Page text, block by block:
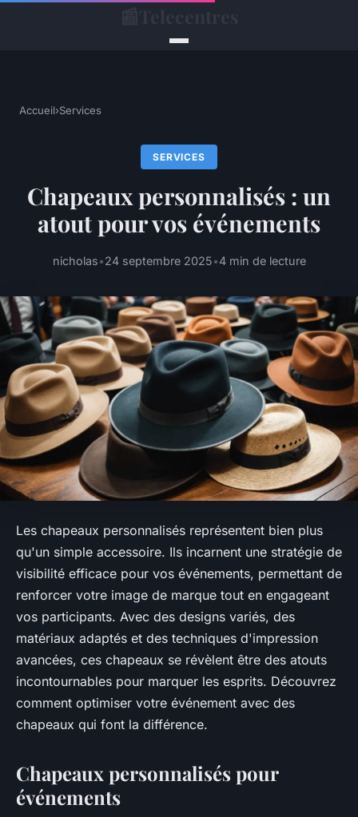
Accueil›Services
SERVICES
Chapeaux personnalisés : un
atout pour vos événements
nicholas•24 septembre 2025•4 min de lecture
Les chapeaux personnalisés représentent bien plus
qu'un simple accessoire. Ils incarnent une stratégie de
visibilité efficace pour vos événements, permettant de
renforcer votre image de marque tout en engageant
vos participants. Avec des designs variés, des
matériaux adaptés et des techniques d'impression
avancées, ces chapeaux se révèlent être des atouts
incontournables pour marquer les esprits. Découvrez
comment optimiser votre événement avec des
chapeaux qui font la différence.
Chapeaux personnalisés pour
événements